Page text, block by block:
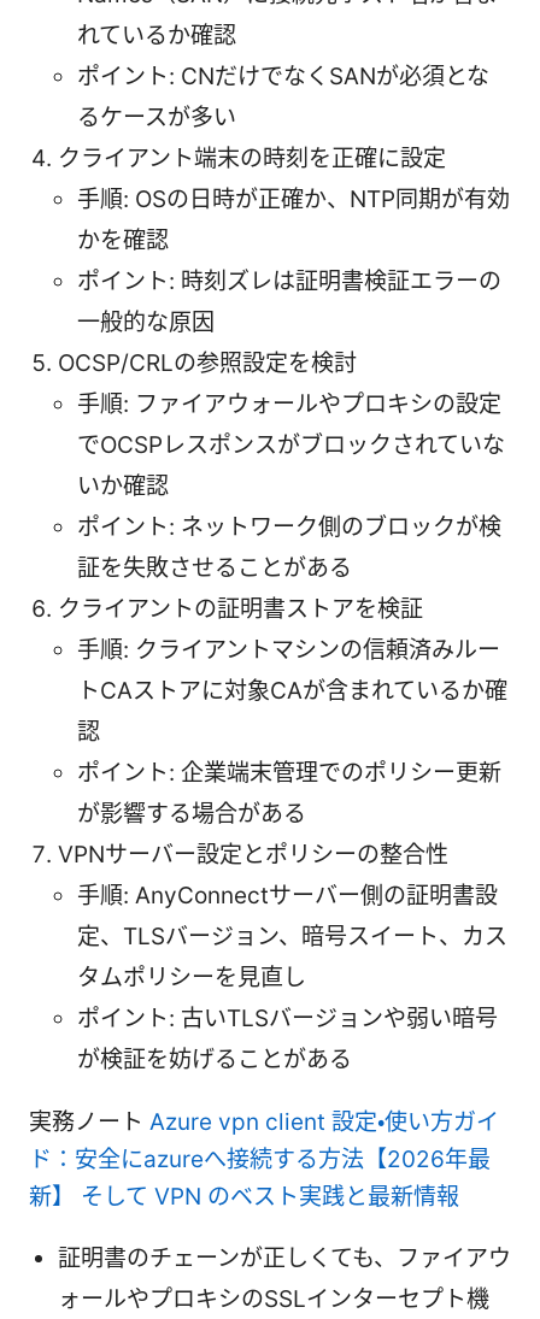
れているか確認
ポイント: CNだけでなくSANが必須とな
るケースが多い
クライアント端末の時刻を正確に設定
手順: OSの日時が正確か、NTP同期が有効
かを確認
ポイント: 時刻ズレは証明書検証エラーの
一般的な原因
OCSP/CRLの参照設定を検討
手順: ファイアウォールやプロキシの設定
でOCSPレスポンスがブロックされていな
いか確認
ポイント: ネットワーク側のブロックが検
証を失敗させることがある
クライアントの証明書ストアを検証
手順: クライアントマシンの信頼済みルー
トCAストアに対象CAが含まれているか確
認
ポイント: 企業端末管理でのポリシー更新
が影響する場合がある
VPNサーバー設定とポリシーの整合性
手順: AnyConnectサーバー側の証明書設
定、TLSバージョン、暗号スイート、カス
タムポリシーを見直し
ポイント: 古いTLSバージョンや弱い暗号
が検証を妨げることがある
実務ノート Azure vpn client 設定・使い方ガイ
ド：安全にazureへ接続する方法【2026年最
新】 そして VPN のベスト実践と最新情報
証明書のチェーンが正しくても、ファイアウ
ォールやプロキシのSSLインターセプト機